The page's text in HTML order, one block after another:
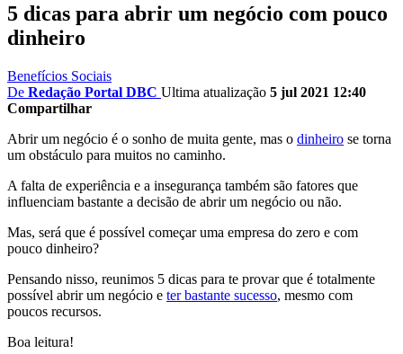
5 dicas para abrir um negócio com pouco
dinheiro
Benefícios Sociais
De Redação Portal DBC Ultima atualização 5 jul 2021 12:40
Compartilhar
Abrir um negócio é o sonho de muita gente, mas o dinheiro se torna
um obstáculo para muitos no caminho.
A falta de experiência e a insegurança também são fatores que
influenciam bastante a decisão de abrir um negócio ou não.
Mas, será que é possível começar uma empresa do zero e com
pouco dinheiro?
Pensando nisso, reunimos 5 dicas para te provar que é totalmente
possível abrir um negócio e ter bastante sucesso, mesmo com
poucos recursos.
Boa leitura!